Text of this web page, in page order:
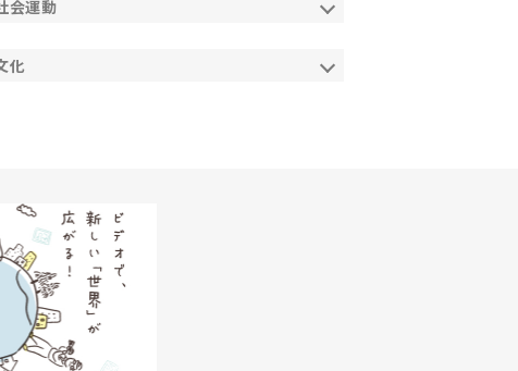
会運動
化